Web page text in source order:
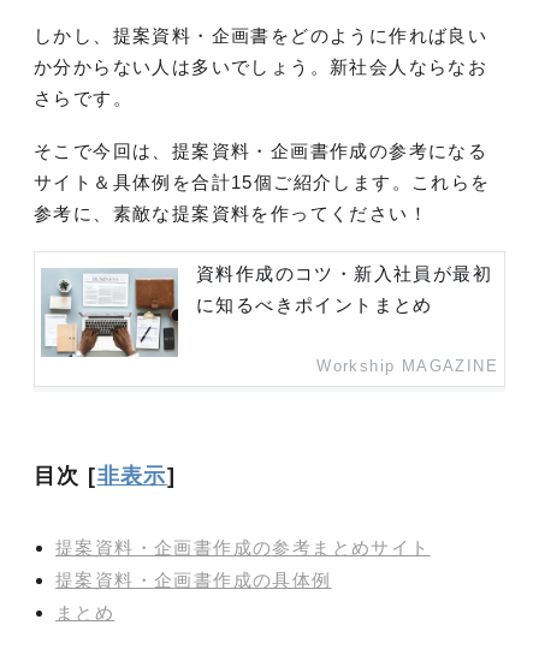
しかし、提案資料・企画書をどのように作れば良い
か分からない人は多いでしょう。新社会人ならなお
さらです。
そこで今回は、提案資料・企画書作成の参考になる
サイト＆具体例を合計15個ご紹介します。これらを
参考に、素敵な提案資料を作ってください！
資料作成のコツ・新入社員が最初
に知るべきポイントまとめ
Workship MAGAZINE
目次 [非表示]
提案資料・企画書作成の参考まとめサイト
提案資料・企画書作成の具体例
まとめ